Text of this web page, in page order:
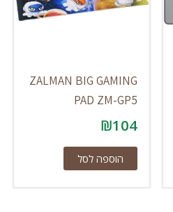
ZALMAN BIG GAMING
PAD ZM-GP5
₪104
הוספה לסל